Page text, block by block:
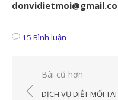
15 Bình luận
Điều
hướng
Bài cũ hơn
DỊCH VỤ DIỆT MỐI TẠI